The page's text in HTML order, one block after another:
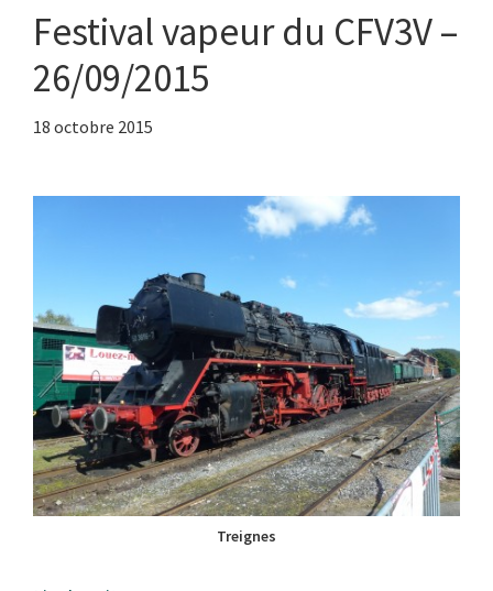
Festival vapeur du CFV3V –
26/09/2015
18 octobre 2015
Treignes